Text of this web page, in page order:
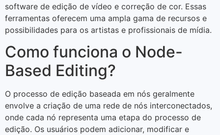
software de edição de vídeo e correção de cor. Essas
ferramentas oferecem uma ampla gama de recursos e
possibilidades para os artistas e profissionais de mídia.
Como funciona o Node-
Based Editing?
O processo de edição baseada em nós geralmente
envolve a criação de uma rede de nós interconectados,
onde cada nó representa uma etapa do processo de
edição. Os usuários podem adicionar, modificar e